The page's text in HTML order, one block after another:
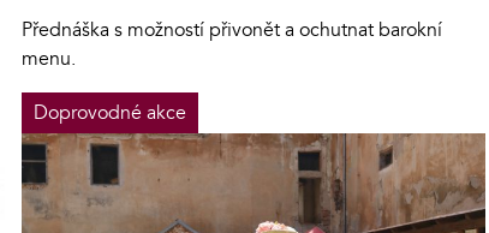
Přednáška s možností přivonět a ochutnat barokní
menu.
Doprovodné akce